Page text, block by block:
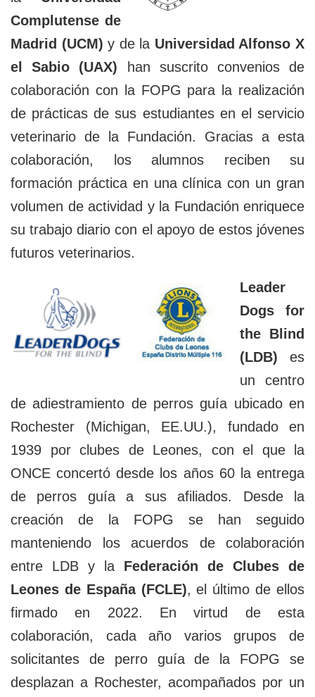
Complutense de
Madrid (UCM) y de la Universidad Alfonso X
el Sabio (UAX) han suscrito convenios de
colaboración con la FOPG para la realización
de prácticas de sus estudiantes en el servicio
veterinario de la Fundación. Gracias a esta
colaboración, los alumnos reciben su
formación práctica en una clínica con un gran
volumen de actividad y la Fundación enriquece
su trabajo diario con el apoyo de estos jóvenes
futuros veterinarios.
Leader
Dogs for
the Blind
(LDB) es
un centro
de adiestramiento de perros guía ubicado en
Rochester (Michigan, EE.UU.), fundado en
1939 por clubes de Leones, con el que la
ONCE concertó desde los años 60 la entrega
de perros guía a sus afiliados. Desde la
creación de la FOPG se han seguido
manteniendo los acuerdos de colaboración
entre LDB y la Federación de Clubes de
Leones de España (FCLE), el último de ellos
firmado en 2022. En virtud de esta
colaboración, cada año varios grupos de
solicitantes de perro guía de la FOPG se
desplazan a Rochester, acompañados por un